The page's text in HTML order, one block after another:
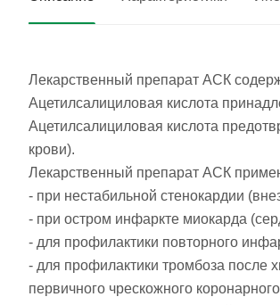
Лекарственный препарат АСК
Ацетилсалициловая кислота
Ацетилсалициловая кислота
крови).
Лекарственный препарат АСК
- при нестабильной стенокардии
- при остром инфаркте миокарда
- для профилактики повторного
- для профилактики тромбоза после
первичного чрескожного